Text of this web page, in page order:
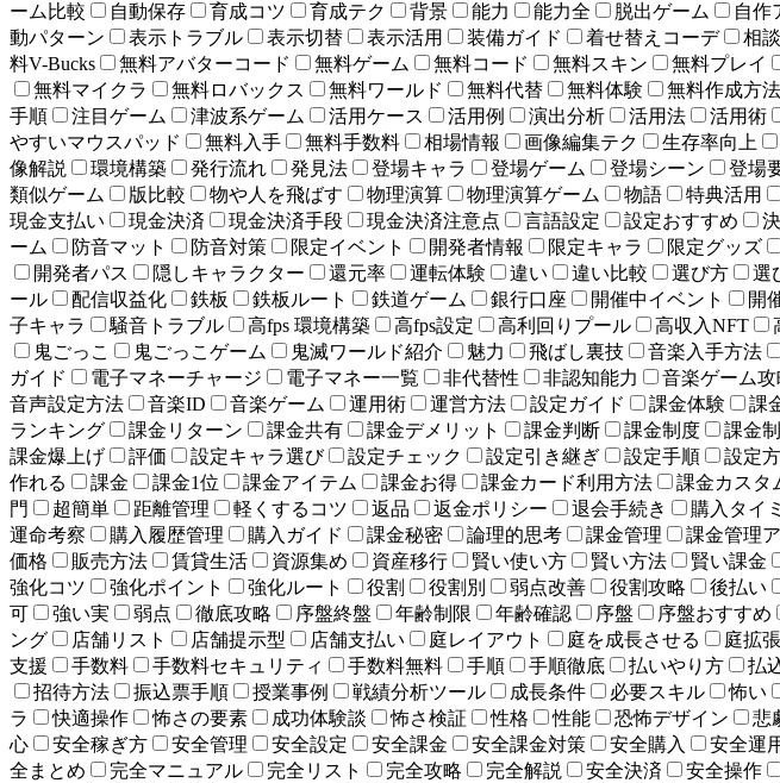
ーム比較
自動保存 育成コツ 育成テク 背景 能力 能力全 脱出ゲーム 自作
動パターン
表示トラブル 表示切替 表示活用 装備ガイド 着せ替えコーデ 相談
料V-Bucks
無料アバターコード 無料ゲーム 無料コード 無料スキン 無料プレイ
無料マイクラ
無料ロバックス 無料ワールド 無料代替 無料体験 無料作成方法
手順
注目ゲーム 津波系ゲーム 活用ケース 活用例 演出分析 活用法 活用術
やすいマウスパッド
無料入手 無料手数料 相場情報 画像編集テク 生存率向上
像解説
環境構築 発行流れ 発見法 登場キャラ 登場ゲーム 登場シーン 登場
類似ゲーム
版比較 物や人を飛ばす 物理演算 物理演算ゲーム 物語 特典活用
現金支払い
現金決済 現金決済手段 現金決済注意点 言語設定 設定おすすめ
ーム
防音マット 防音対策 限定イベント 開発者情報 限定キャラ 限定グッズ
開発者パス
隠しキャラクター 還元率 運転体験 違い 違い比較 選び方 選
ール
配信収益化 鉄板 鉄板ルート 鉄道ゲーム 銀行口座 開催中イベント 開
子キャラ
騒音トラブル 高fps 環境構築 高fps設定 高利回りプール 高収入NFT
鬼ごっこ
鬼ごっこゲーム 鬼滅ワールド紹介 魅力 飛ばし裏技 音楽入手方法
ガイド
電子マネーチャージ 電子マネー一覧 非代替性 非認知能力 音楽ゲーム攻
音声設定方法
音楽ID 音楽ゲーム 運用術 運営方法 設定ガイド 課金体験 課
ランキング
課金リターン 課金共有 課金デメリット 課金判断 課金制度 課金
課金爆上げ
評価 設定キャラ選び 設定チェック 設定引き継ぎ 設定手順 設定
作れる
課金 課金1位 課金アイテム 課金お得 課金カード利用方法 課金カスタ
門
超簡単 距離管理 軽くするコツ 返品 返金ポリシー 退会手続き 購入タイ
運命考察
購入履歴管理 購入ガイド 課金秘密 論理的思考 課金管理 課金管理
価格
販売方法 賃貸生活 資源集め 資産移行 賢い使い方 賢い方法 賢い課金
強化コツ
強化ポイント 強化ルート 役割 役割別 弱点改善 役割攻略 後払い
可
強い実 弱点 徹底攻略 序盤終盤 年齢制限 年齢確認 序盤 序盤おすすめ
ング
店舗リスト 店舗提示型 店舗支払い 庭レイアウト 庭を成長させる 庭拡張
支援
手数料 手数料セキュリティ 手数料無料 手順 手順徹底 払いやり方 払
招待方法
振込票手順 授業事例 戦績分析ツール 成長条件 必要スキル 怖い
ラ
快適操作 怖さの要素 成功体験談 怖さ検証 性格 性能 恐怖デザイン 悲
心
安全稼ぎ方 安全管理 安全設定 安全課金 安全課金対策 安全購入 安全運
全まとめ
完全マニュアル 完全リスト 完全攻略 完全解説 安全決済 安全操作